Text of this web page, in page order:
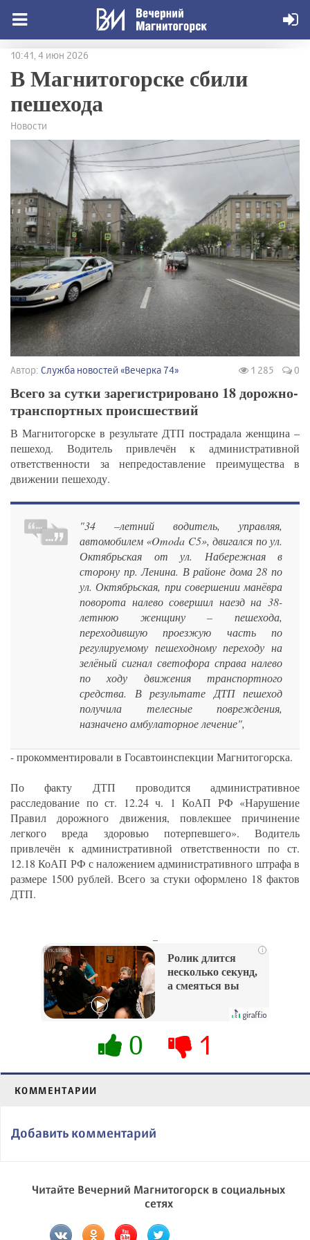
10:41, 4 июн 2026
В Магнитогорске сбили
пешехода
Новости
Автор: Служба новостей «Вечерка 74» 1 285 0
Всего за сутки зарегистрировано 18 дорожно-
транспортных происшествий
В Магнитогорске в результате ДТП пострадала женщина –
пешеход. Водитель привлечён к административной
ответственности за непредоставление преимущества в
движении пешеходу.
"34 –летний водитель, управляя,
автомобилем «Omoda C5», двигался по ул.
Октябрьская от ул. Набережная в
сторону пр. Ленина. В районе дома 28 по
ул. Октябрьская, при совершении манёвра
поворота налево совершил наезд на 38-
летнюю женщину – пешехода,
переходившую проезжую часть по
регулируемому пешеходному переходу на
зелёный сигнал светофора справа налево
по ходу движения транспортного
средства. В результате ДТП пешеход
получила телесные повреждения,
назначено амбулаторное лечение",
- прокомментировали в Госавтоинспекции Магнитогорска.
По факту ДТП проводится административное
расследование по ст. 12.24 ч. 1 КоАП РФ «Нарушение
Правил дорожного движения, повлекшее причинение
легкого вреда здоровью потерпевшего». Водитель
привлечён к административной ответственности по ст.
12.18 КоАП РФ с наложением административного штрафа в
размере 1500 рублей. Всего за стуки оформлено 18 фактов
ДТП.
i
Ролик длится
несколько секунд,
а смеяться вы
0 1
КОММЕНТАРИИ
Добавить комментарий
Читайте Вечерний Магнитогорск в социальных
сетях